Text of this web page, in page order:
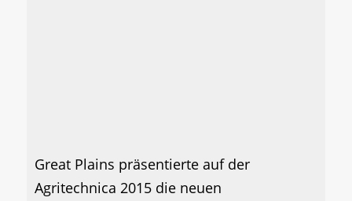
Great Plains präsentierte auf der
Agritechnica 2015 die neuen